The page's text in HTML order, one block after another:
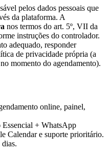
pelos dados pessoais que
da plataforma. A
nos termos do art. 5º, VII da
instruções do controlador.
adequado, responder
de privacidade própria (a
momento do agendamento).
online, painel,
Essencial + WhatsApp
Calendar e suporte prioritário.